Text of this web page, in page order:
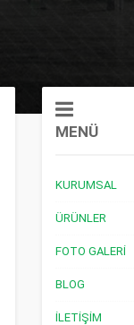
MENÜ
KURUMSAL
ÜRÜNLER
FOTO GALERI
BLOG
İLETIŞIM